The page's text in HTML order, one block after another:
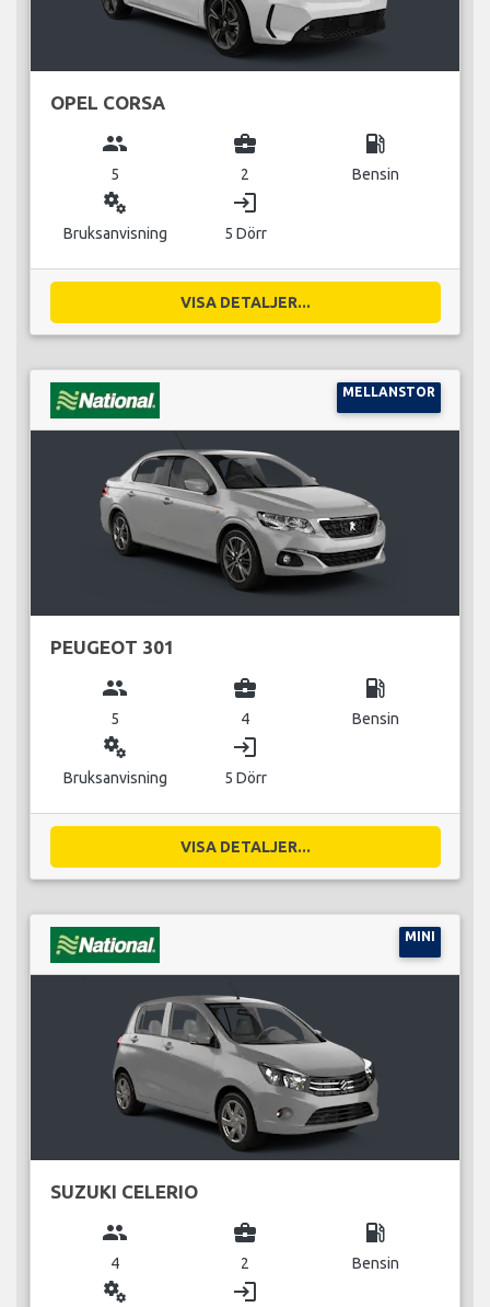
OPEL CORSA
group
5
business_center
2
local_gas_station
Bensin
miscellaneous_services
Bruksanvisning
login
5 Dörr
VISA DETALJER...
MELLANSTOR
PEUGEOT 301
group
5
business_center
4
local_gas_station
Bensin
miscellaneous_services
Bruksanvisning
login
5 Dörr
VISA DETALJER...
MINI
SUZUKI CELERIO
group
4
business_center
2
local_gas_station
Bensin
miscellaneous_services login